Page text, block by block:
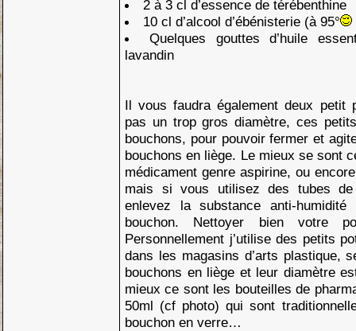
2 à 3 cl d’essence de térébenthine
10 cl d’alcool d’ébénisterie (à 95°
Quelques gouttes d’huile
lavandin
Il vous faudra également deux petit
pas un trop gros diamètre, ces
bouchons, pour pouvoir fermer et
bouchons en liège. Le mieux se sont
médicament genre aspirine, ou
mais si vous utilisez des tubes de
enlevez la substance anti-
bouchon. Nettoyer bien votre
Personnellement j’utilise des petits
dans les magasins d’arts plastique,
bouchons en liège et leur diamètre
mieux ce sont les bouteilles de
50ml (cf photo) qui sont
bouchon en verre…